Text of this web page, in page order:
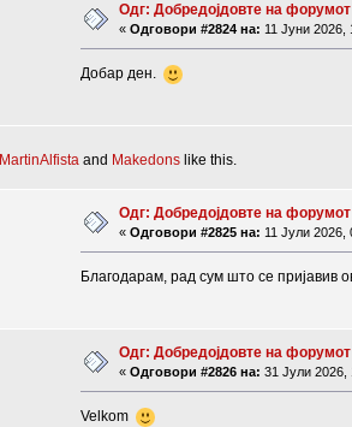
Одг: Добредојдовте на
«Одговори #2824 на: 11 Јуни 2026,
Добар ден.
MartinAlfista and Makedons like this.
Одг: Добредојдовте на
«Одговори #2825 на: 11 Јули 2026,
Благодарам, рад сум што се пријавив
Одг: Добредојдовте на
«Одговори #2826 на: 31 Јули 2026,
Velkom